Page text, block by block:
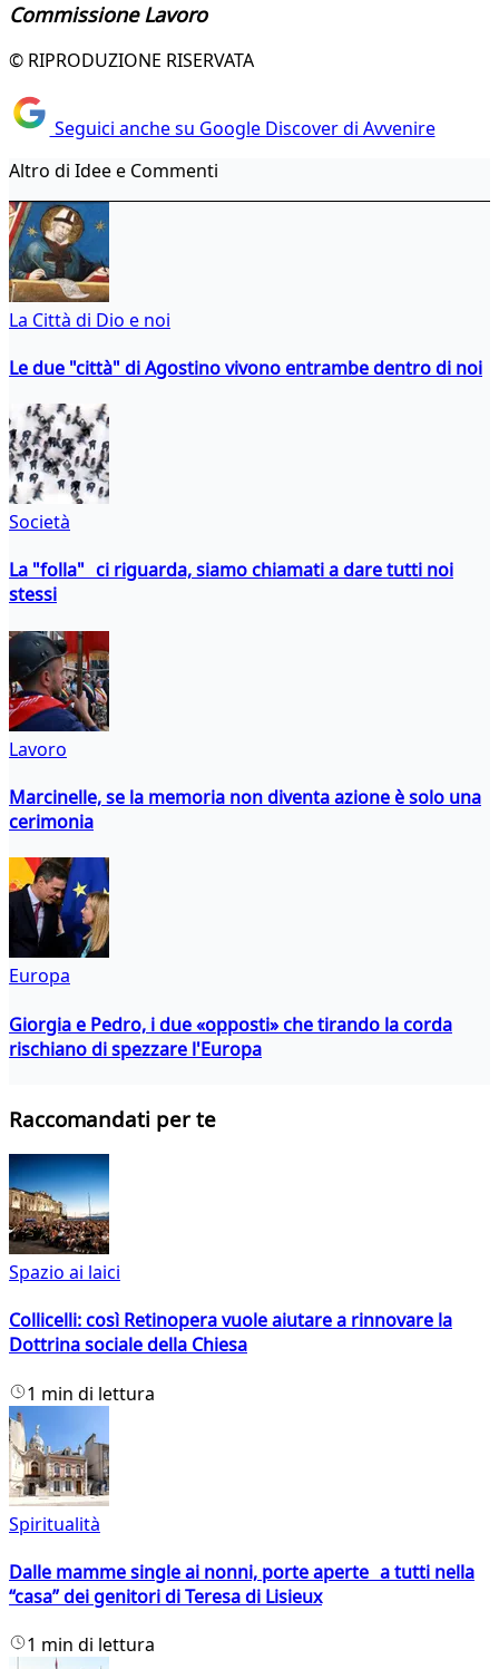
Commissione Lavoro
© RIPRODUZIONE RISERVATA
Seguici anche su Google Discover di Avvenire
Altro di Idee e Commenti
La Città di Dio e noi
Le due "città" di Agostino vivono entrambe dentro di noi
Società
La "folla" ci riguarda, siamo chiamati a dare tutti noi
stessi
Lavoro
Marcinelle, se la memoria non diventa azione è solo una
cerimonia
Europa
Giorgia e Pedro, i due «opposti» che tirando la corda
rischiano di spezzare l'Europa
Raccomandati per te
Spazio ai laici
Collicelli: così Retinopera vuole aiutare a rinnovare la
Dottrina sociale della Chiesa
1 min di lettura
Spiritualità
Dalle mamme single ai nonni, porte aperte a tutti nella
“casa” dei genitori di Teresa di Lisieux
1 min di lettura